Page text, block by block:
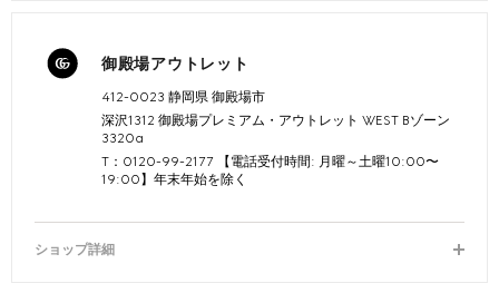
御殿場アウトレット
412-0023 静岡県 御殿場市
深沢1312 御殿場プレミアム・アウトレット WEST Bゾーン
3320a
T：0120-99-2177 【電話受付時間: 月曜～土曜10:00〜
19:00】年末年始を除く
ショップ詳細